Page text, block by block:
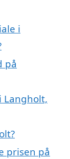
i
på
Langholt,
prisen på